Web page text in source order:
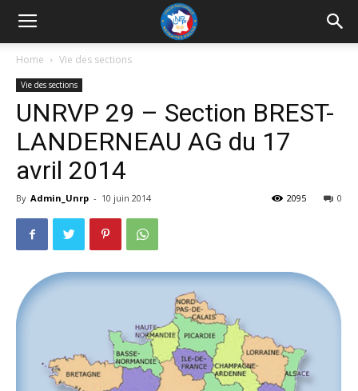
UNRP
Home Vie des sections
Vie des sections
UNRVP 29 – Section BREST-
LANDERNEAU AG du 17
avril 2014
By Admin_Unrp - 10 juin 2014 0
2095